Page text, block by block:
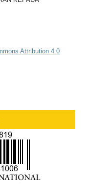
Attribution 4.0